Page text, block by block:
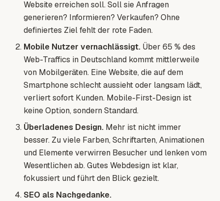
Website erreichen soll. Soll sie Anfragen
generieren? Informieren? Verkaufen? Ohne
definiertes Ziel fehlt der rote Faden.
Mobile Nutzer vernachlässigt. Über 65 % des
Web-Traffics in Deutschland kommt mittlerweile
von Mobilgeräten. Eine Website, die auf dem
Smartphone schlecht aussieht oder langsam lädt,
verliert sofort Kunden. Mobile-First-Design ist
keine Option, sondern Standard.
Überladenes Design. Mehr ist nicht immer
besser. Zu viele Farben, Schriftarten, Animationen
und Elemente verwirren Besucher und lenken vom
Wesentlichen ab. Gutes Webdesign ist klar,
fokussiert und führt den Blick gezielt.
SEO als Nachgedanke.